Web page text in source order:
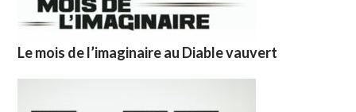
Le mois de l’imaginaire au Diable vauvert